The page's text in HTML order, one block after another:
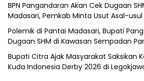
BPN Pangandaran Akan Cek Dugaan
Madasari, Pemkab Minta Usut Asal-
Polemik di Pantai Madasari, Bupati
Dugaan SHM di Kawasan Sempadan
Bupati Citra Ajak Masyarakat Saksikan
Kuda Indonesia Derby 2026 di